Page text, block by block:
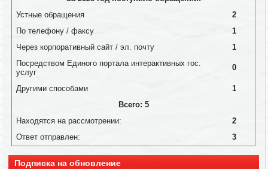
Устные обращения
2
По телефону / факсу
1
Через корпоративный сайт / эл. почту
1
Посредством Единого портала интерактивных гос.
услуг
0
Другими способами
1
Всего: 5
Находятся на рассмотрении:
2
Ответ отправлен:
3
Подписка на обновление